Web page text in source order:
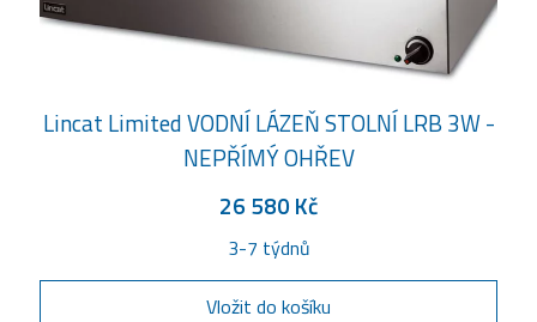
Lincat Limited VODNÍ LÁZEŇ STOLNÍ LRB 3W -
NEPŘÍMÝ OHŘEV
26 580 Kč
3-7 týdnů
Vložit do košíku